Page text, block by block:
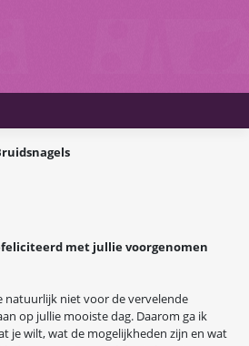
met jullie voorgenomen
natuurlijk niet voor de vervelende
op jullie mooiste dag. Daarom ga ik
je wilt, wat de mogelijkheden zijn en wat